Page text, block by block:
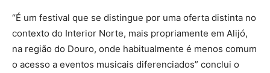
“É um festival que se distingue por uma oferta distinta no
contexto do Interior Norte, mais propriamente em Alijó,
na região do Douro, onde habitualmente é menos comum
o acesso a eventos musicais diferenciados” conclui o